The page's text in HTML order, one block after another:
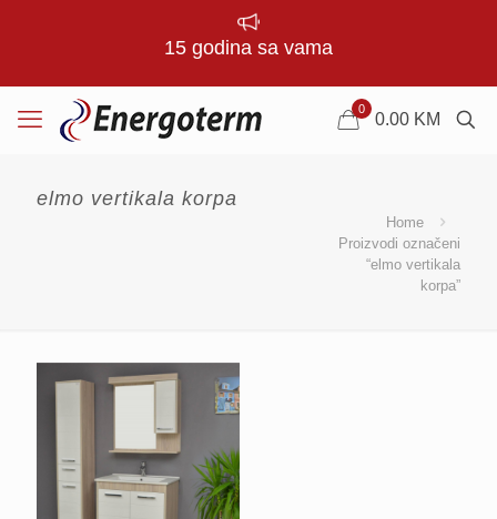
15 godina sa vama
0
0.00 KM
elmo vertikala korpa
Home
Proizvodi označeni
“elmo vertikala
korpa”